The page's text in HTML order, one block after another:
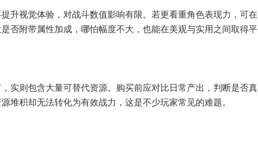
升视觉体验，对战斗数值影响有限。若更看重角色表现力，可在
否附带属性加成，哪怕幅度不大，也能在美观与实用之间取得平
实则包含大量可替代资源。购买前应对比日常产出，判断是否真
堆积却无法转化为有效战力，这是不少玩家常见的难题。